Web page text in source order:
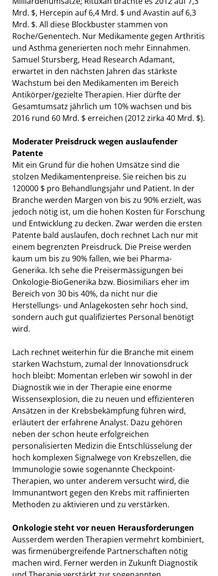
Mrd. $, Hercepin auf 6,4 Mrd. $ und Avastin auf 6,3
Mrd. $. All diese Blockbuster stammen von
Roche/Genentech. Nur Medikamente gegen Arthritis
und Asthma generierten noch mehr Einnahmen.
Samuel Stursberg, Head Research Adamant,
erwartet in den nächsten Jahren das stärkste
Wachstum bei den Medikamenten im Bereich
Antikörper/gezielte Therapien. Hier dürfte der
Gesamtumsatz jährlich um 10% wachsen und bis
2016 rund 60 Mrd. $ erreichen (2012 zirka 40 Mrd. $).
Moderater Preisdruck wegen auslaufender
Patente
Mit ein Grund für die hohen Umsätze sind die
stolzen Medikamentenpreise. Sie reichen bis zu
120000 $ pro Behandlungsjahr und Patient. In der
Branche werden Margen von bis zu 90% erzielt, was
jedoch nötig ist, um die hohen Kosten für Forschung
und Entwicklung zu decken. Zwar werden die ersten
Patente bald auslaufen, doch rechnet Lach nur mit
einem begrenzten Preisdruck. Die Preise werden
kaum um bis zu 90% fallen, wie bei Pharma-
Generika. Ich sehe die Preisermässigungen bei
Onkologie-BioGenerika bzw. Biosimiliars eher im
Bereich von 30 bis 40%, da nicht nur die
Herstellungs- und Anlagekosten sehr hoch sind,
sondern auch gut qualifiziertes Personal benötigt
wird.
Lach rechnet weiterhin für die Branche mit einem
starken Wachstum, zumal der Innovationsdruck
hoch bleibt: Momentan erleben wir sowohl in der
Diagnostik wie in der Therapie eine enorme
Wissensexplosion, die zu neuen und effizienteren
Ansätzen in der Krebsbekämpfung führen wird,
erläutert der erfahrene Analyst. Dazu gehören
neben der schon heute erfolgreichen
personalisierten Medizin die Entschlüsselung der
hoch komplexen Signalwege von Krebszellen, die
Immunologie sowie sogenannte Checkpoint-
Therapien, wo unter anderem versucht wird, die
Immunantwort gegen den Krebs mit raffinierten
Methoden zu aktivieren und zu verstärken.
Onkologie steht vor neuen Herausforderungen
Ausserdem werden Therapien vermehrt kombiniert,
was firmenübergreifende Partnerschaften nötig
machen wird. Ferner werden in Zukunft Diagnostik